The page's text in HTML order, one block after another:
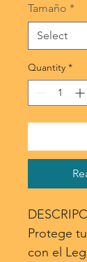
Tamaño *
Quantity *
Protege
con el